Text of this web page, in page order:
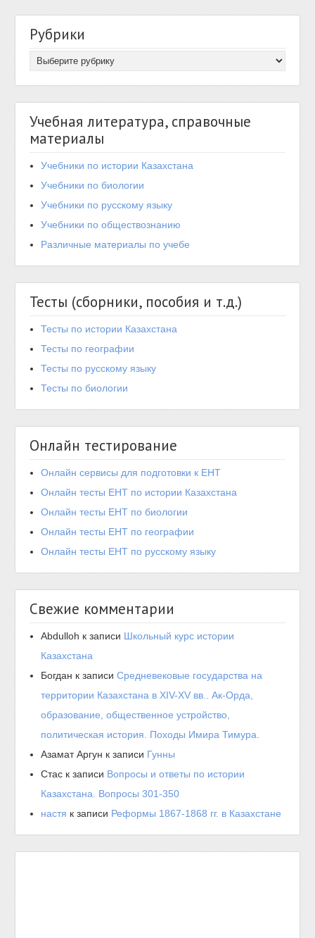
Рубрики
Учебная литература, справочные
материалы
Учебники по истории Казахстана
Учебники по биологии
Учебники по русскому языку
Учебники по обществознанию
Различные материалы по учебе
Тесты (сборники, пособия и т.д.)
Тесты по истории Казахстана
Тесты по географии
Тесты по русскому языку
Тесты по биологии
Онлайн тестирование
Онлайн сервисы для подготовки к ЕНТ
Онлайн тесты ЕНТ по истории Казахстана
Онлайн тесты ЕНТ по биологии
Онлайн тесты ЕНТ по географии
Онлайн тесты ЕНТ по русскому языку
Свежие комментарии
Abdulloh к записи Школьный курс истории
Казахстана
Богдан к записиСредневековые государства на
территории Казахстана в XIV-XV вв.. Ак-Орда,
образование, общественное устройство,
политическая история. Походы Имира Тимура.
Азамат Аргун к записи Гунны
Стас к записи Вопросы и ответы по истории
Казахстана. Вопросы 301-350
настя к записи Реформы 1867-1868 гг. в Казахстане